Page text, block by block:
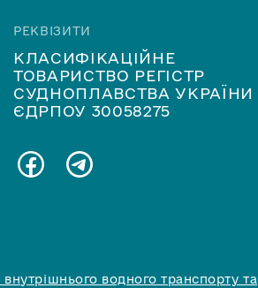
РЕКВІЗИТИ
КЛАСИФІКАЦІЙНЕ
ТОВАРИСТВО РЕГІСТР
СУДНОПЛАВСТВА УКРАЇНИ
ЄДРПОУ 30058275
водного транспорту та